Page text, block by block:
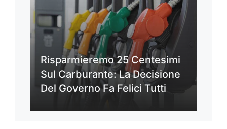
Risparmieremo 25 Centesimi
Sul Carburante: La Decisione
Del Governo Fa Felici Tutti